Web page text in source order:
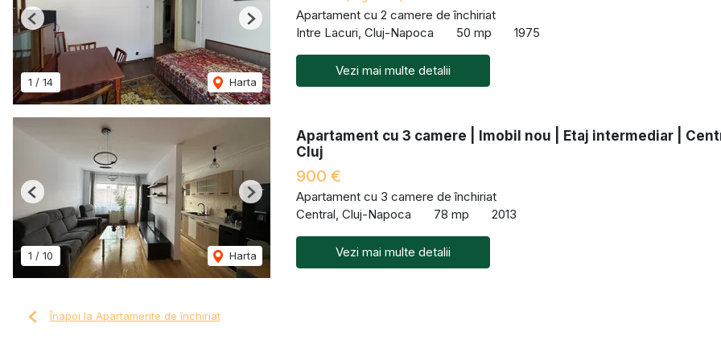
1 / 14 Harta
Previous Next
Apartament cu 2 camere de închiriat
Intre Lacuri, Cluj-Napoca
50 mp 1975
Vezi mai multe detalii
1 / 10 Harta
Previous Next
Apartament cu 3 camere | Imobil nou | Etaj intermediar |
Cluj
900 €
Apartament cu 3 camere de închiriat
Central, Cluj-Napoca
78 mp 2013
Vezi mai multe detalii
Înapoi la Apartamente de închiriat